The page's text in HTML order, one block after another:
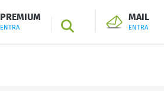
PREMIUM
ENTRA SEARCH
MAIL
ENTRA